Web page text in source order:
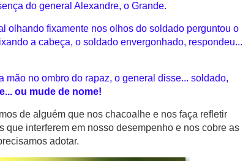
do general Alexandre, o Grande.
olhando fixamente nos olhos do soldado perguntou o
a cabeça, o soldado envergonhado, respondeu...
mão no ombro do rapaz, o general disse... soldado,
ou mude de nome!
de alguém que nos chacoalhe e nos faça refletir
que interferem em nosso desempenho e nos cobre as
adotar.